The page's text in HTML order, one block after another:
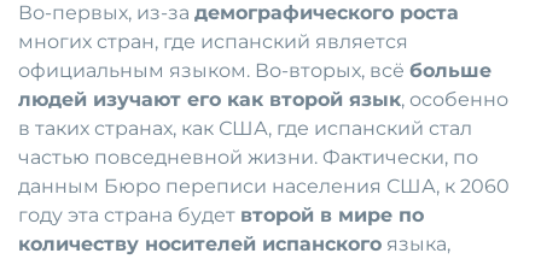
Во-первых, из-за демографического роста
многих стран, где испанский является
официальным языком. Во-вторых, всё больше
людей изучают его как второй язык, особенно
в таких странах, как США, где испанский стал
частью повседневной жизни. Фактически, по
данным Бюро переписи населения США, к 2060
году эта страна будет второй в мире по
количеству носителей испанского языка,